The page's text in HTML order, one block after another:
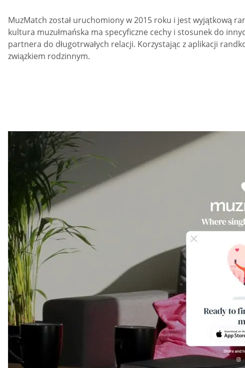
MuzMatch został uruchomiony w 2015 roku i jest wyjątkową
kultura muzułmańska ma specyficzne cechy i stosunek do
partnera do długotrwałych relacji. Korzystając z aplikacji
związkiem rodzinnym.